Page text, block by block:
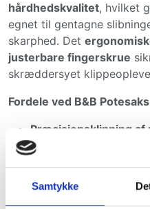
Samtykke
hårdhedskvalitet, hvilket
egnet til gentagne
skarphed. Det
justerbare fingerskrue
skræddersyet
Fordele ved B&B
Præcisionsklipning af
5” størrelse – ideel til
Kan slibes flere
Ergonomisk greb for